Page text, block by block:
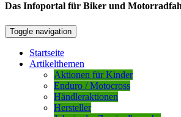
Das Infoportal für Biker und
Toggle navigation
Startseite
Artikelthemen
Aktionen für Kinder
Enduro / Motocross
Händleraktionen
Hersteller